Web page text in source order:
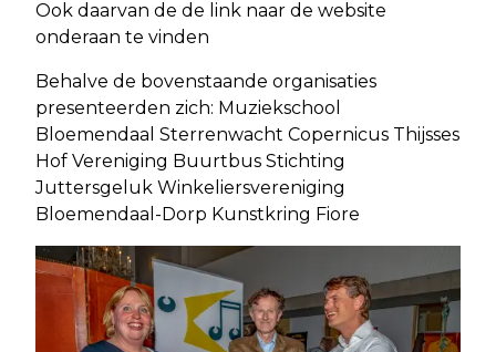
Ook daarvan de de link naar de website
onderaan te vinden
Behalve de bovenstaande organisaties
presenteerden zich: Muziekschool
Bloemendaal Sterrenwacht Copernicus Thijsses
Hof Vereniging Buurtbus Stichting
Juttersgeluk Winkeliersvereniging
Bloemendaal-Dorp Kunstkring Fiore